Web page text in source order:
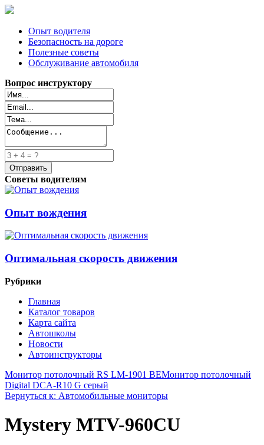
Опыт водителя
Безопасность на дороге
Полезные советы
Обслуживание автомобиля
Вопрос инструктору
Советы водителям
Опыт вождения
Оптимальная скорость движения
Рубрики
Главная
Каталог товаров
Карта сайта
Автошколы
Новости
Автоинструкторы
Монитор потолочный RS LM-1901 BEМонитор потолочный
Digital DCA-R10 G серый
Вернуться к: Автомобильные мониторы
Mystery MTV-960CU